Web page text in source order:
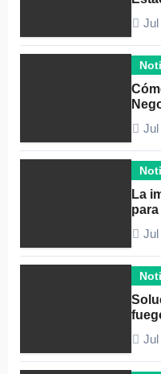
Jul
Jul
La
para
Jul
Jul